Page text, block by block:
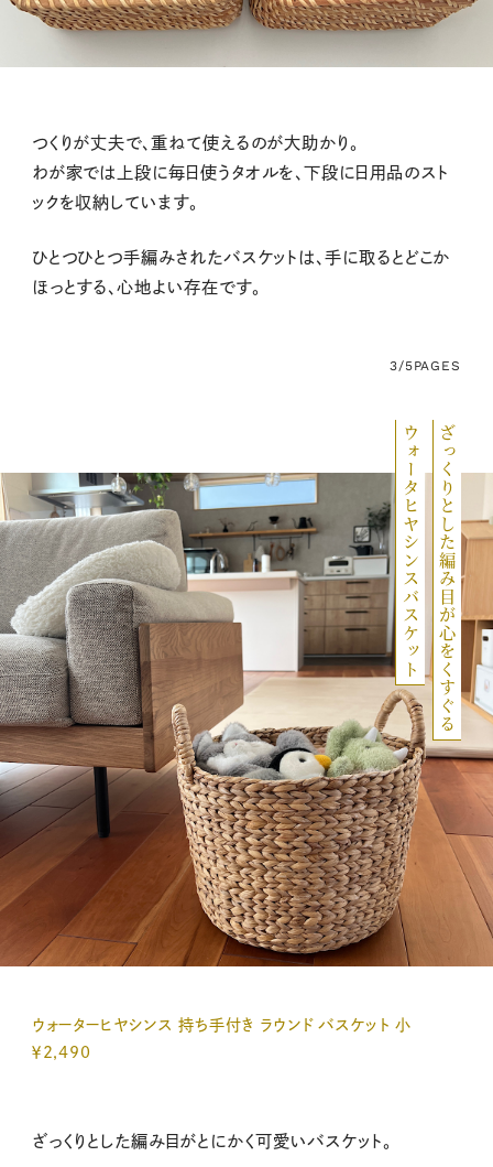
つくりが丈夫で、重ねて使えるのが大助かり。
わが家では上段に毎日使うタオルを、下段に日用品のスト
ックを収納しています。
ひとつひとつ手編みされたバスケットは、手に取るとどこか
ほっとする、心地よい存在です。
3/5PAGES
ざっくりとした編み目が心をくすぐる
ウォータヒヤシンスバスケット
ウォーターヒヤシンス 持ち手付き ラウンド バスケット 小
￥2,490
ざっくりとした編み目がとにかく可愛いバスケット。